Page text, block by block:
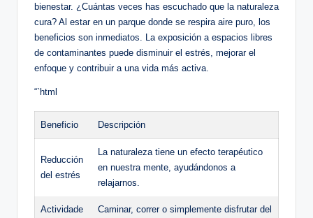
bienestar. ¿Cuántas veces has escuchado que la naturaleza
cura? Al estar en un parque donde se respira aire puro, los
beneficios son inmediatos. La exposición a espacios libres
de contaminantes puede disminuir el estrés, mejorar el
enfoque y contribuir a una vida más activa.
“`html
Beneficio Descripción
Reducción
del estrés
La naturaleza tiene un efecto terapéutico
en nuestra mente, ayudándonos a
relajarnos.
Actividade
Caminar, correr o simplemente disfrutar del